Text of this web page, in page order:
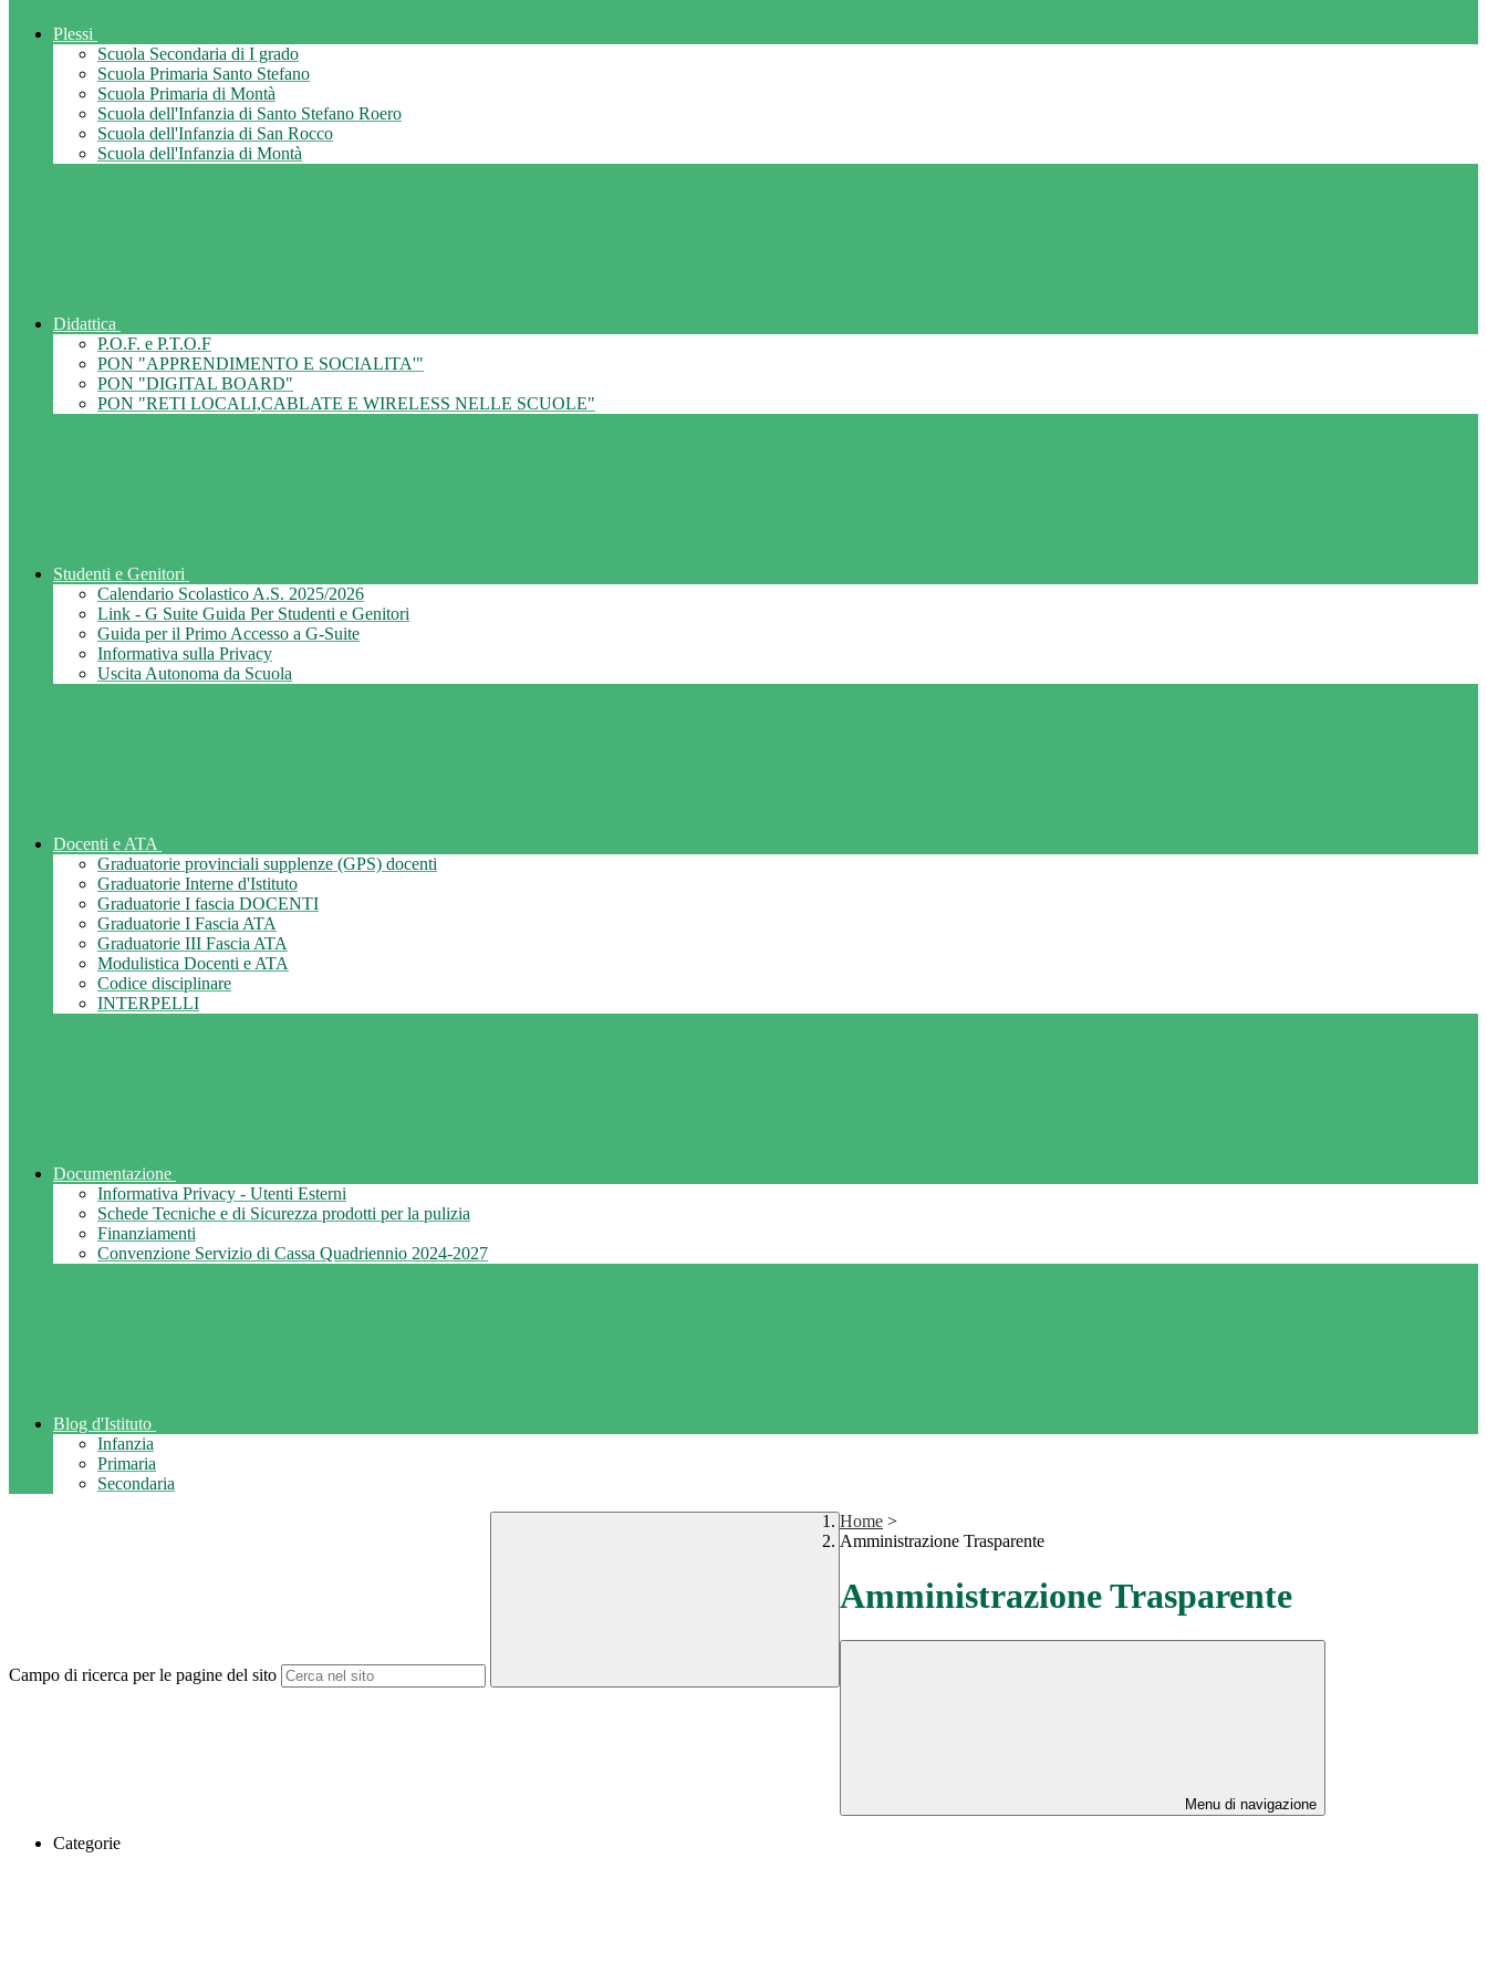
Plessi
Scuola Secondaria di I grado
Scuola Primaria Santo Stefano
Scuola Primaria di Montà
Scuola dell'Infanzia di Santo Stefano Roero
Scuola dell'Infanzia di San Rocco
Scuola dell'Infanzia di Montà
Didattica
P.O.F. e P.T.O.F
PON "APPRENDIMENTO E SOCIALITA'"
PON "DIGITAL BOARD"
PON "RETI LOCALI,CABLATE E WIRELESS NELLE SCUOLE"
Studenti e Genitori
Calendario Scolastico A.S. 2025/2026
Link - G Suite Guida Per Studenti e Genitori
Guida per il Primo Accesso a G-Suite
Informativa sulla Privacy
Uscita Autonoma da Scuola
Docenti e ATA
Graduatorie provinciali supplenze (GPS) docenti
Graduatorie Interne d'Istituto
Graduatorie I fascia DOCENTI
Graduatorie I Fascia ATA
Graduatorie III Fascia ATA
Modulistica Docenti e ATA
Codice disciplinare
INTERPELLI
Documentazione
Informativa Privacy - Utenti Esterni
Schede Tecniche e di Sicurezza prodotti per la pulizia
Finanziamenti
Convenzione Servizio di Cassa Quadriennio 2024-2027
Blog d'Istituto
Infanzia
Primaria
Secondaria
Campo di ricerca per le pagine del sito
Home >
Amministrazione Trasparente
Amministrazione Trasparente
Menu di navigazione
Categorie